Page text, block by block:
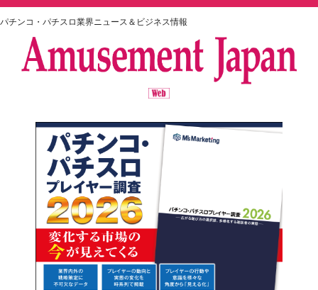
パチンコ・パチスロ業界ニュース＆ビジネス情報